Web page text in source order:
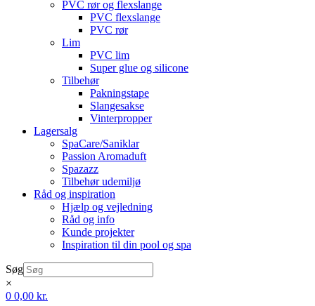
PVC rør og flexslange
PVC flexslange
PVC rør
Lim
PVC lim
Super glue og silicone
Tilbehør
Pakningstape
Slangesakse
Vinterpropper
Lagersalg
SpaCare/Saniklar
Passion Aromaduft
Spazazz
Tilbehør udemiljø
Råd og inspiration
Hjælp og vejledning
Råd og info
Kunde projekter
Inspiration til din pool og spa
Søg
×
0 0,00 kr.